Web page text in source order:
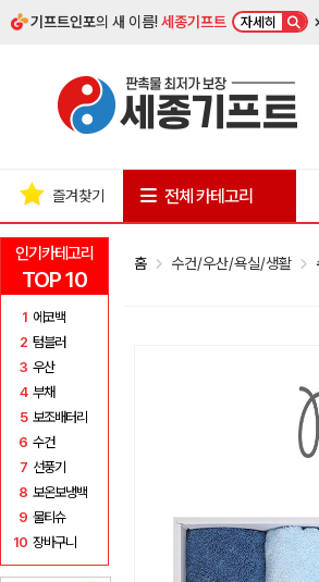
기프트인포의 새 이름!세종기프트 자세히
인기카테고리
TOP 10
1 에코백
2 텀블러
3 우산
4 부채
5 보조배터리
6 수건
7 선풍기
8 보온보냉백
9 물티슈
10 장바구니
즐겨찾기 전체 카테고리
홈 수건/우산/욕실/생활